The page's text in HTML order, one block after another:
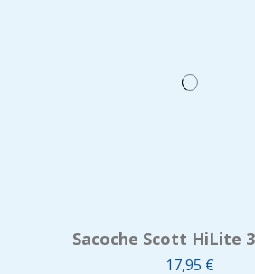
Sacoche Scott HiLite
17,95 €